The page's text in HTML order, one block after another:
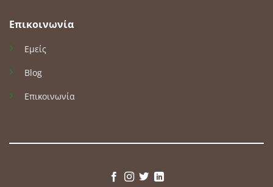
Επικοινωνία
Εμείς
Blog
Επικοινωνία